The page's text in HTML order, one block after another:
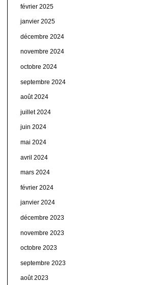
février 2025
janvier 2025
décembre 2024
novembre 2024
octobre 2024
septembre 2024
août 2024
juillet 2024
juin 2024
mai 2024
avril 2024
mars 2024
février 2024
janvier 2024
décembre 2023
novembre 2023
octobre 2023
septembre 2023
août 2023